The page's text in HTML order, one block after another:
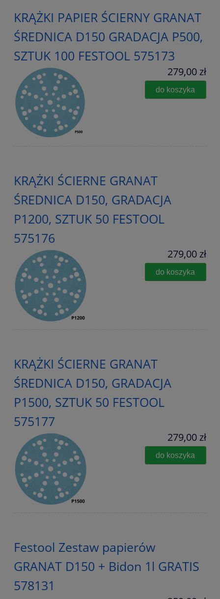
KRĄŻKI PAPIER ŚCIERNY GRANAT
ŚREDNICA D150 GRADACJA P500,
SZTUK 100 FESTOOL 575173
279,00 zł
do koszyka
KRĄŻKI ŚCIERNE GRANAT
ŚREDNICA D150, GRADACJA
P1200, SZTUK 50 FESTOOL
575176
279,00 zł
do koszyka
KRĄŻKI ŚCIERNE GRANAT
ŚREDNICA D150, GRADACJA
P1500, SZTUK 50 FESTOOL
575177
279,00 zł
do koszyka
Festool Zestaw papierów
GRANAT D150 + Bidon 1l GRATIS
578131